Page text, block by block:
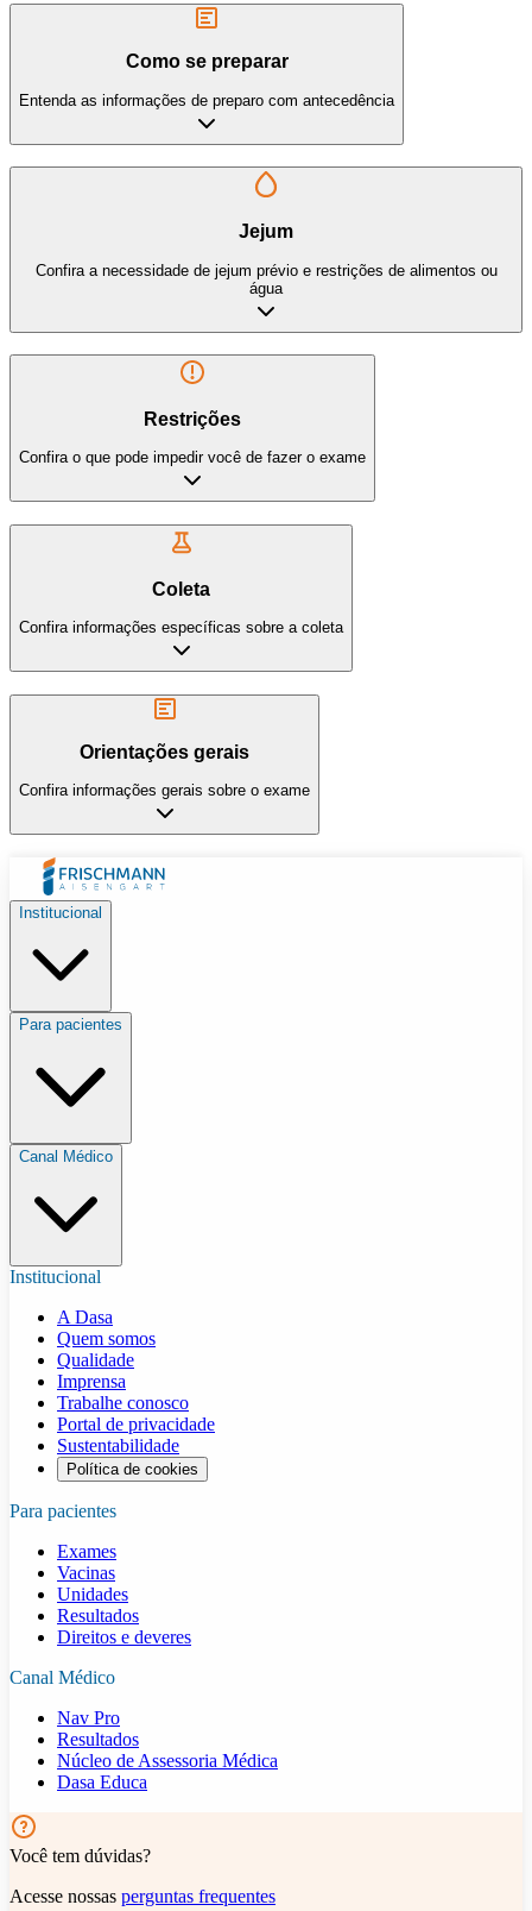
Como se preparar
Entenda as informações de preparo com antecedência
Jejum
Confira a necessidade de jejum prévio e restrições de alimentos ou
água
Restrições
Confira o que pode impedir você de fazer o exame
Coleta
Confira informações específicas sobre a coleta
Orientações gerais
Confira informações gerais sobre o exame
Institucional
Para pacientes
Canal Médico
Institucional
A Dasa
Quem somos
Qualidade
Imprensa
Trabalhe conosco
Portal de privacidade
Sustentabilidade
Política de cookies
Para pacientes
Exames
Vacinas
Unidades
Resultados
Direitos e deveres
Canal Médico
Nav Pro
Resultados
Núcleo de Assessoria Médica
Dasa Educa
Você tem dúvidas?
Acesse nossas perguntas frequentes